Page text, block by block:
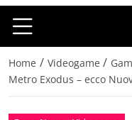
Home / Videogame /
Metro Exodus – ecco